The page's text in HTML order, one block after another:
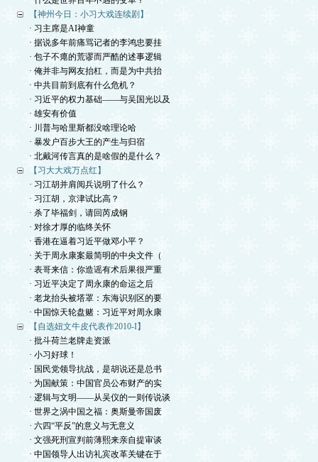
【神州今日：小习大戏连续剧】
· 习主席是AI神童
· 据说多年前痛骂记者的李鸿忠要挂
· 包子不瘪的荒谬而严酷的述事逻辑
· 俺并非与网友抬杠，而是为中共抬
· 中共目前到底有什么危机？
· 习近平的权力基础——与吴国光以及
· 雄安有价值
· 川普与哈里斯都没啥理论哈
· 暴发户百步大王的产生与归宿
· 北戴河传言真的是啥假的是什么？
【习大大戏万点红】
· 习江胡并肩阅兵说明了什么？
· 习江胡，京津试比高？
· 杀了毕福剑，请回芮成钢
· 对徐才厚的临终关怀
· 香港在逼着习近平做邓小平？
· 关于周永康案最简明的中央文件（
· 表哥来信：你造谣有术后果很严重
· 习近平决定了周永康的命运之后
· 老龙抬头被塔罩：东海识别区的要
· 中国惊天轮盘赌：习近平对周永康
【自选妞文牛皮代表作2010-I】
· 批斗荷兰老牌走资派
· 小习好球！
· 国民党领导抗战，是胡说还是总书
· 为国献策：中国官员公布财产的实
· 逻辑与文明——从吴仪的一则传说谈
· 世界之涡中国之福：奥斯曼帝国废
· 六四“平反”的意义与无意义
· 文强死刑宣判前薄熙来亲自提审谈
· 中国领导人出访礼宾改革关键在于